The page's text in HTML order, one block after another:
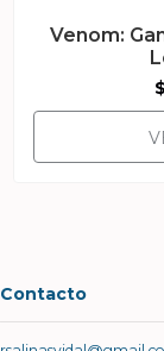
Venom:
Contacto